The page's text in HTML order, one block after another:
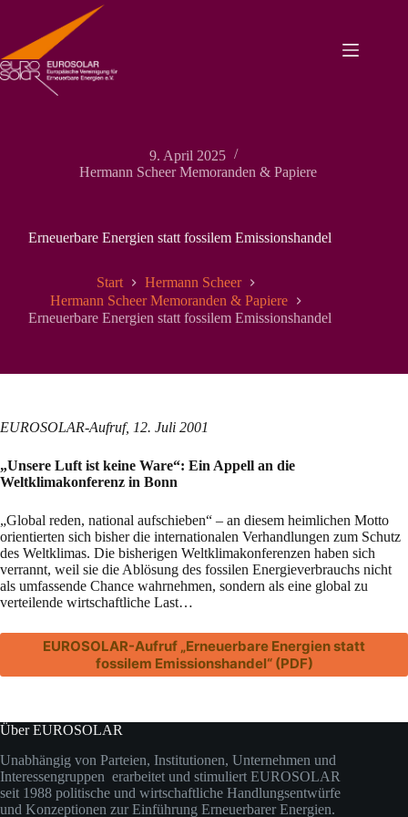
springen
9. April 2025
Hermann Scheer Memoranden & Papiere
Erneuerbare Energien statt fossilem Emissionshandel
Start
Hermann Scheer
Hermann Scheer Memoranden & Papiere
Erneuerbare Energien statt fossilem Emissionshandel
EUROSOLAR-Aufruf, 12. Juli 2001
„Unsere Luft ist keine Ware“: Ein Appell an die
Weltklimakonferenz in Bonn
„Global reden, national aufschieben“ – an diesem heimlichen Motto
orientierten sich bisher die internationalen Verhandlungen zum Schutz
des Weltklimas. Die bisherigen Weltklimakonferenzen haben sich
verrannt, weil sie die Ablösung des fossilen Energieverbrauchs nicht
als umfassende Chance wahrnehmen, sondern als eine global zu
verteilende wirtschaftliche Last…
EUROSOLAR-Aufruf „Erneuerbare Energien statt
fossilem Emissionshandel“ (PDF)
Über EUROSOLAR
Unabhängig von Parteien, Institutionen, Unternehmen und
Interessengruppen erarbeitet und stimuliert EUROSOLAR
seit 1988 politische und wirtschaftliche Handlungsentwürfe
und Konzeptionen zur Einführung Erneuerbarer Energien.